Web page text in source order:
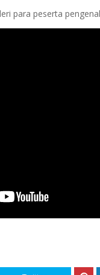
para peserta